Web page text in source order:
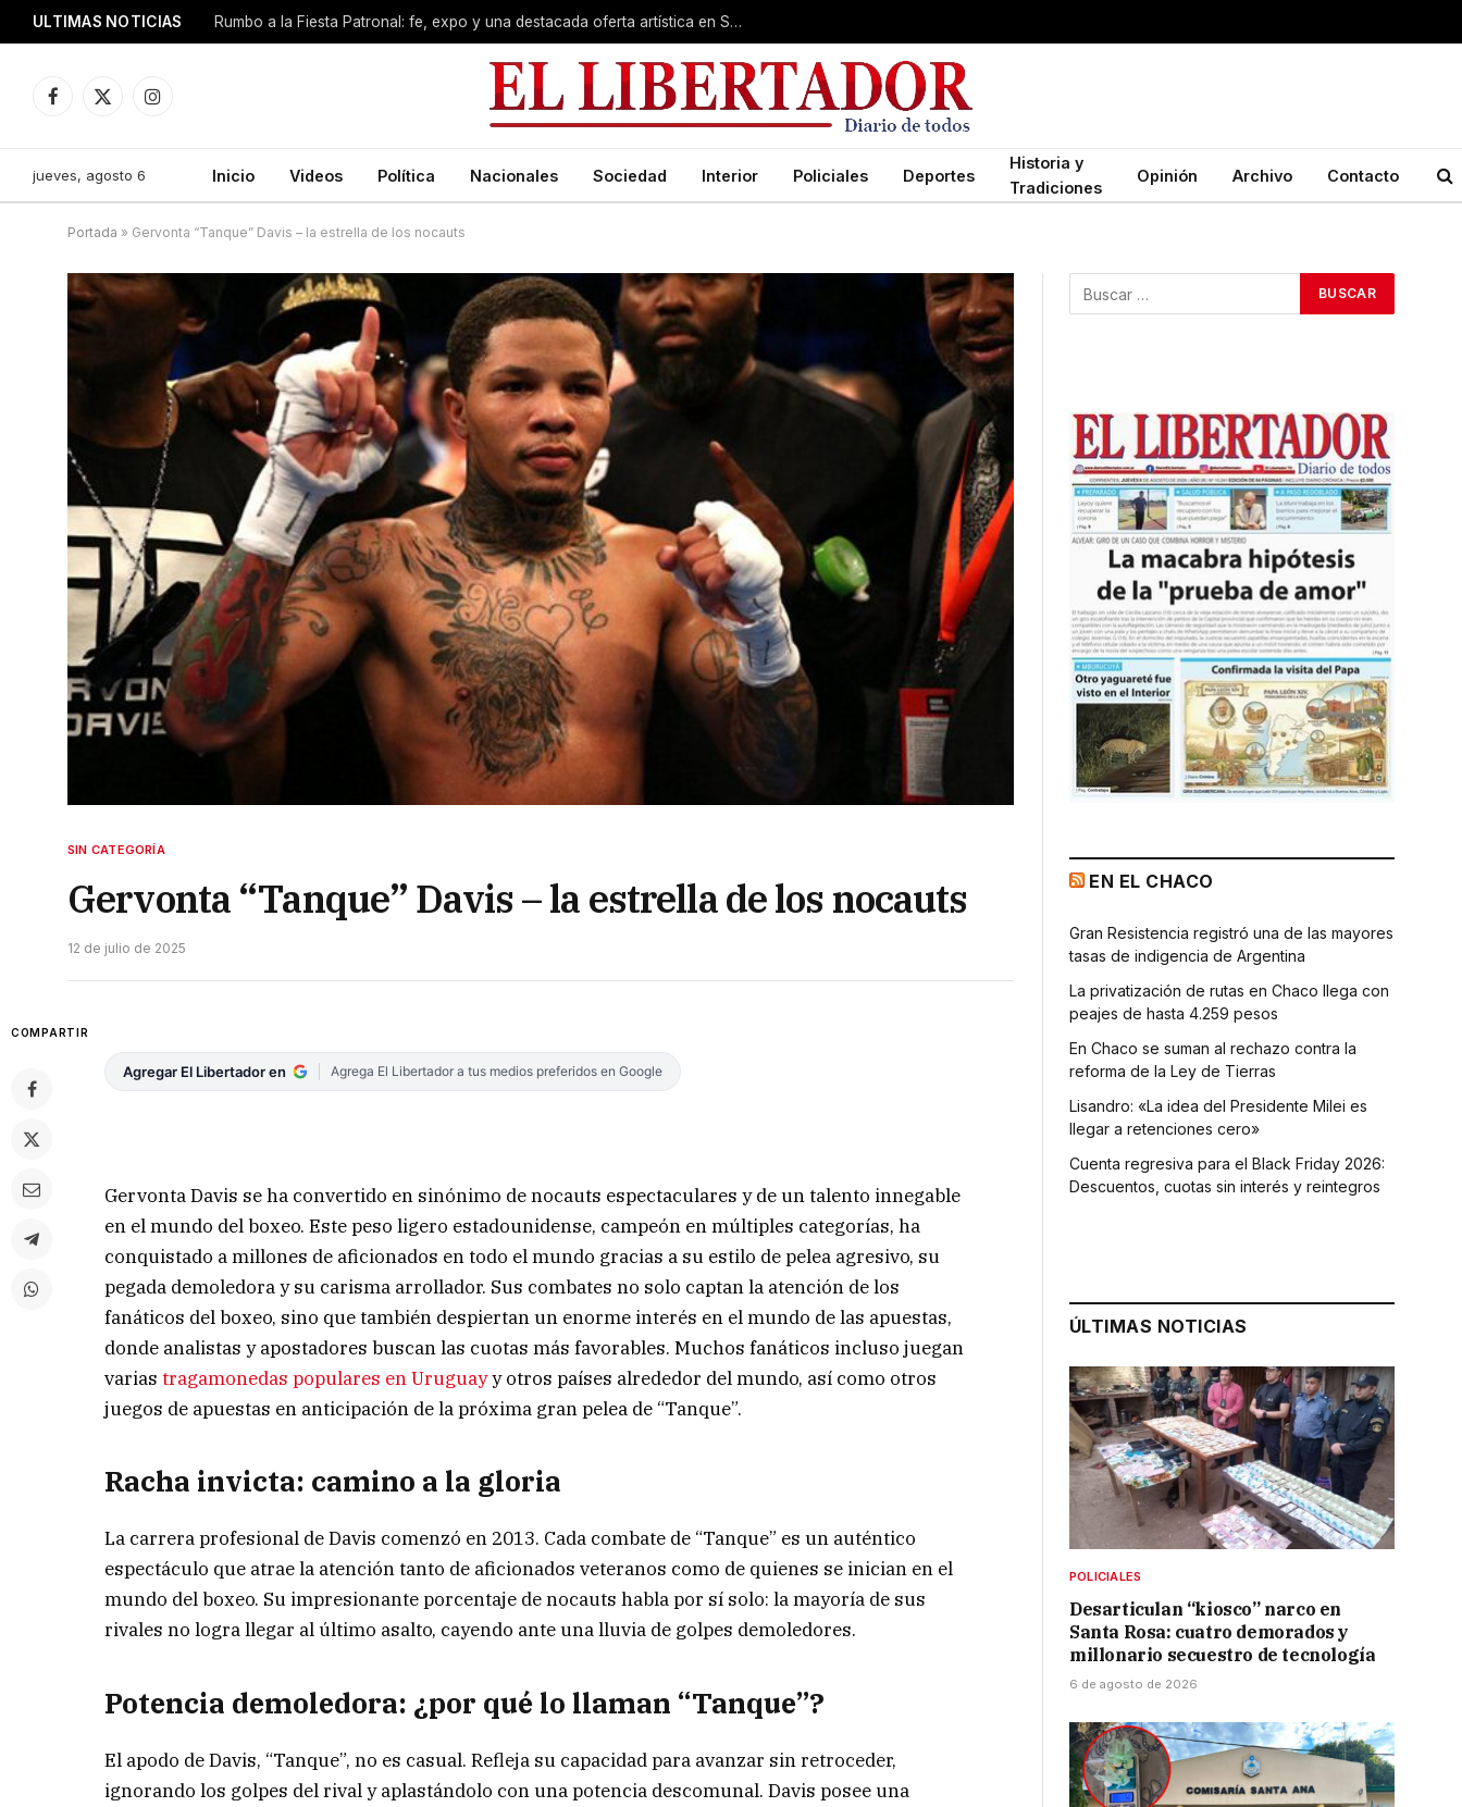
ULTIMAS NOTICIAS Rumbo a la Fiesta Patronal: fe, expo y una destacada oferta artística en San Roque
Facebook
X
Instagram
jueves, agosto 6 Inicio Videos Política Nacionales Sociedad Interior Policiales Deportes
Historia y
Tradiciones
Opinión Archivo Contacto
Portada » Gervonta “Tanque” Davis – la estrella de los nocauts
SIN CATEGORÍA
Gervonta “Tanque” Davis – la estrella de los nocauts
12 de julio de 2025
COMPARTIR
Agregar El Libertador en Agrega El Libertador a tus medios preferidos en Google
Gervonta Davis se ha convertido en sinónimo de nocauts espectaculares y de un talento innegable
en el mundo del boxeo. Este peso ligero estadounidense, campeón en múltiples categorías, ha
conquistado a millones de aficionados en todo el mundo gracias a su estilo de pelea agresivo, su
pegada demoledora y su carisma arrollador. Sus combates no solo captan la atención de los
fanáticos del boxeo, sino que también despiertan un enorme interés en el mundo de las apuestas,
donde analistas y apostadores buscan las cuotas más favorables. Muchos fanáticos incluso juegan
variastragamonedas populares en Uruguayy otros países alrededor del mundo, así como otros
juegos de apuestas en anticipación de la próxima gran pelea de “Tanque”.
Racha invicta: camino a la gloria
La carrera profesional de Davis comenzó en 2013. Cada combate de “Tanque” es un auténtico
espectáculo que atrae la atención tanto de aficionados veteranos como de quienes se inician en el
mundo del boxeo. Su impresionante porcentaje de nocauts habla por sí solo: la mayoría de sus
rivales no logra llegar al último asalto, cayendo ante una lluvia de golpes demoledores.
Potencia demoledora: ¿por qué lo llaman “Tanque”?
El apodo de Davis, “Tanque”, no es casual. Refleja su capacidad para avanzar sin retroceder,
ignorando los golpes del rival y aplastándolo con una potencia descomunal. Davis posee una
EN EL CHACO
Gran Resistencia registró una de las mayores
tasas de indigencia de Argentina
La privatización de rutas en Chaco llega con
peajes de hasta 4.259 pesos
En Chaco se suman al rechazo contra la
reforma de la Ley de Tierras
Lisandro: «La idea del Presidente Milei es
llegar a retenciones cero»
Cuenta regresiva para el Black Friday 2026:
Descuentos, cuotas sin interés y reintegros
ÚLTIMAS NOTICIAS
POLICIALES
Desarticulan “kiosco” narco en
Santa Rosa: cuatro demorados y
millonario secuestro de tecnología
6 de agosto de 2026